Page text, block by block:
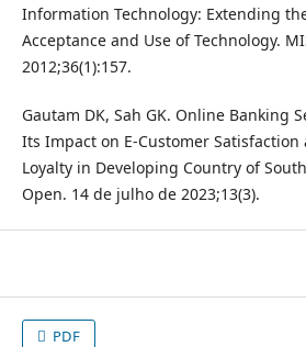
Information Technology: Extending
Acceptance and Use of Technology.
2012;36(1):157.
Gautam DK, Sah GK. Online Banking
Its Impact on E-Customer Satisfaction
Loyalty in Developing Country of
Open. 14 de julho de 2023;13(3).
PDF